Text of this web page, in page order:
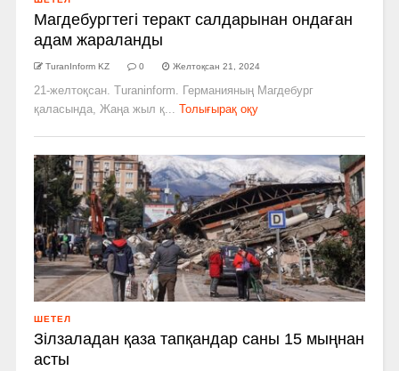
Магдебургтегі теракт салдарынан ондаған
адам жараланды
TuranInform KZ 0 Желтоқсан 21, 2024
21-желтоқсан. Turaninform. Германияның Магдебург
қаласында, Жаңа жыл қ...
Толығырақ оқу
ШЕТЕЛ
Зілзаладан қаза тапқандар саны 15 мыңнан
асты